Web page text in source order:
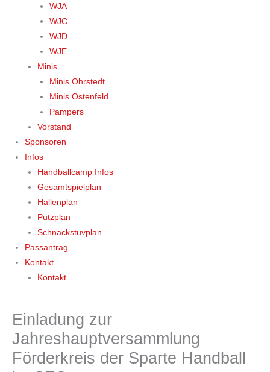
WJA
WJC
WJD
WJE
Minis
Minis Ohrstedt
Minis Ostenfeld
Pampers
Vorstand
Sponsoren
Infos
Handballcamp Infos
Gesamtspielplan
Hallenplan
Putzplan
Schnackstuvplan
Passantrag
Kontakt
Kontakt
Einladung zur
Jahreshauptversammlung
Förderkreis der Sparte Handball